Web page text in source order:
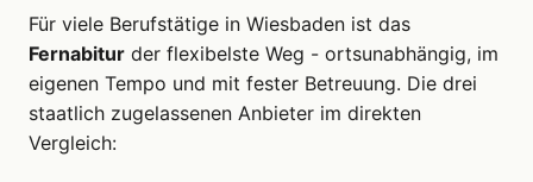
Für viele Berufstätige in Wiesbaden ist das
Fernabitur der flexibelste Weg - ortsunabhängig, im
eigenen Tempo und mit fester Betreuung. Die drei
staatlich zugelassenen Anbieter im direkten
Vergleich: